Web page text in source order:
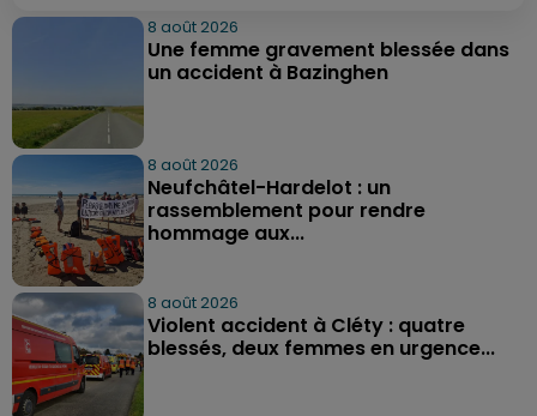
8 août 2026
Une femme gravement blessée dans
un accident à Bazinghen
8 août 2026
Neufchâtel-Hardelot : un
rassemblement pour rendre
hommage aux...
8 août 2026
Violent accident à Cléty : quatre
blessés, deux femmes en urgence...